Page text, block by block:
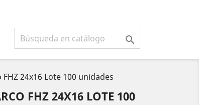

24x16 Lote 100 unidades
FHZ 24X16 LOTE 100